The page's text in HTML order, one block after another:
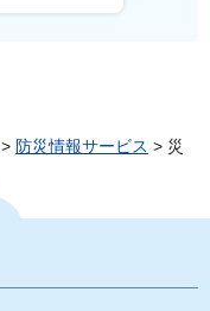
> 防災情報サービス > 災